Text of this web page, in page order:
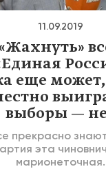
11.09.2019
еще может,
выборы —
прекрасно
эта
марионеточная.